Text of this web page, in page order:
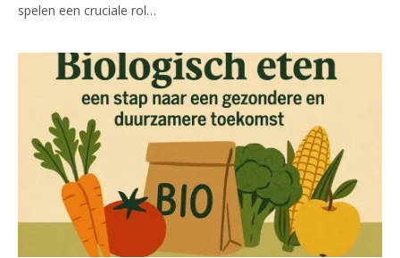
spelen een cruciale rol…